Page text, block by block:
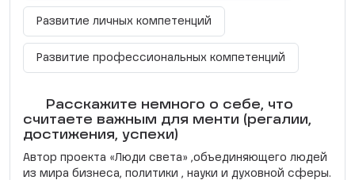
Развитие личных компетенций
Развитие профессиональных компетенций
Расскажите немного о себе, что
считаете важным для менти (регалии,
достижения, успехи)
Автор проекта «Люди света» ,объединяющего людей
из мира бизнеса, политики , науки и духовной сферы.